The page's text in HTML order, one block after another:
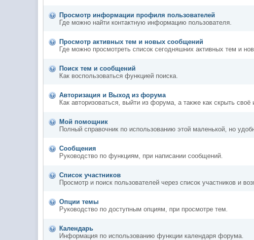
Просмотр информации профиля пользователей
Где можно найти контактную информацию пользователя.
Просмотр активных тем и новых сообщений
Где можно просмотреть список сегодняшних активных тем и
Поиск тем и сообщений
Как воспользоваться функцией поиска.
Авторизация и Выход из форума
Как авторизоваться, выйти из форума, а также как скрыть
Мой помощник
Полный справочник по использованию этой маленькой, но
Сообщения
Руководство по функциям, при написании сообщений.
Список участников
Просмотр и поиск пользователей через список участников и
Опции темы
Руководство по доступным опциям, при просмотре тем.
Календарь
Информация по использованию функции календаря форума.